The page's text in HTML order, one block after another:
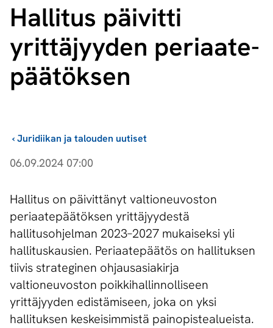
Hallitus päivitti
yrittäjyyden pe­ri­aa­te­
pää­tök­sen
Juridiikan ja talouden uutiset
›
06.09.2024 07:00
Hallitus on päivittänyt valtioneuvoston
periaatepäätöksen yrittäjyydestä
hallitusohjelman 2023–2027 mukaiseksi yli
hallituskausien. Periaatepäätös on hallituksen
tiivis strateginen ohjausasiakirja
valtioneuvoston poikkihallinnolliseen
yrittäjyyden edistämiseen, joka on yksi
hallituksen keskeisimmistä painopistealueista.